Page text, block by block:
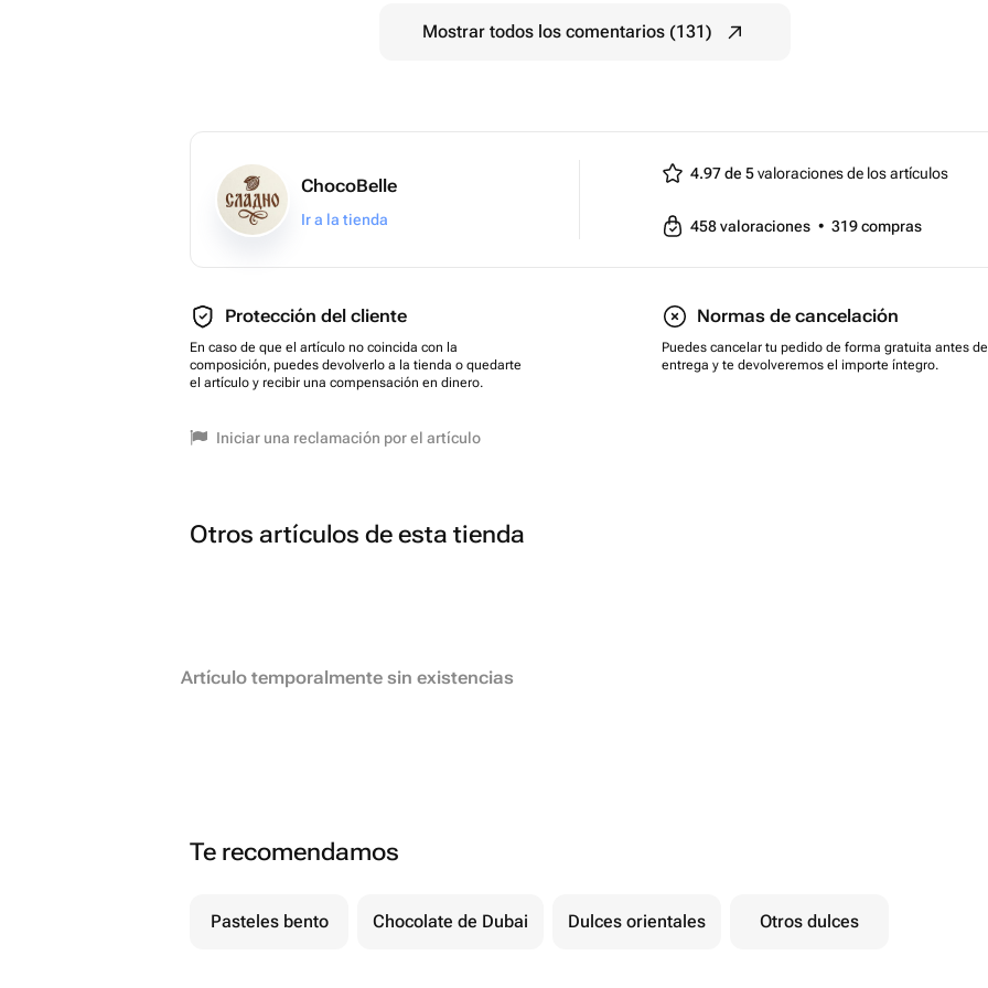
Mostrar todos los comentarios (131)
ChocoBelle
Ir a la tienda
4.97 de 5valoraciones de los artículos
458valoraciones • 319compras
Protección del cliente
En caso de que el artículo no coincida con la
composición, puedes devolverlo a la tienda o quedarte
el artículo y recibir una compensación en dinero.
Normas de cancelación
Puedes cancelar tu pedido de forma gratuita antes
entrega y te devolveremos el importe íntegro.
Iniciar una reclamación por el artículo
Otros artículos de esta tienda
Artículo temporalmente sin existencias
Te recomendamos
Pasteles bento Chocolate de Dubai Dulces orientales Otros dulces